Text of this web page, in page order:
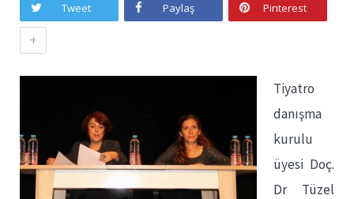
Tweet Paylaş Pinterest
+
Tiyatro
danışma
kurulu
üyesi Doç.
Dr Tüzel